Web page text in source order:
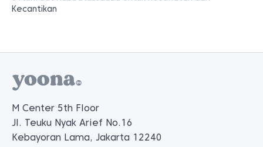
Kecantikan
M Center 5th Floor
Jl. Teuku Nyak Arief No.16
Kebayoran Lama, Jakarta 12240